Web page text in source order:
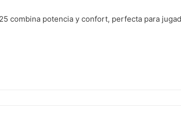
combina potencia y confort, perfecta para